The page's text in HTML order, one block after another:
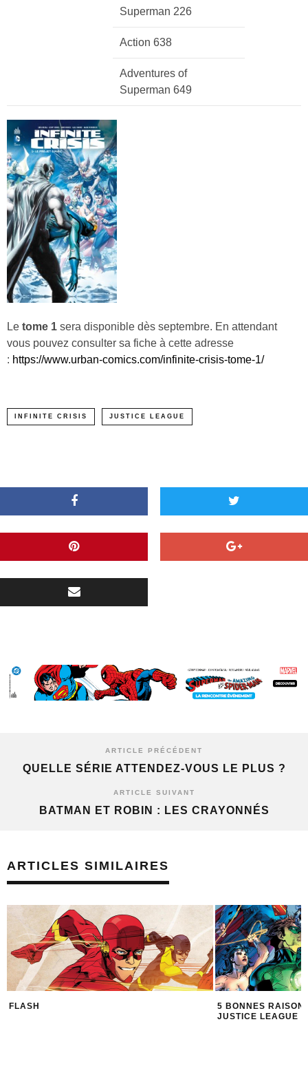
Superman 226
Action 638
Adventures of
Superman 649
Le tome 1 sera disponible dès septembre. En attendant
vous pouvez consulter sa fiche à cette adresse
: https://www.urban-comics.com/infinite-crisis-tome-1/
INFINITE CRISIS JUSTICE LEAGUE
ARTICLE PRÉCÉDENT
QUELLE SÉRIE ATTENDEZ-VOUS LE PLUS ?
ARTICLE SUIVANT
BATMAN ET ROBIN : LES CRAYONNÉS
ARTICLES SIMILAIRES
FLASH
5 BONNES
JUSTICE LEAGUE